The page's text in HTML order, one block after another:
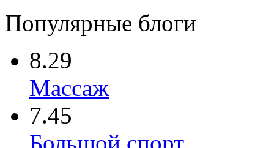
Популярные блоги
8.29
Массаж
7.45